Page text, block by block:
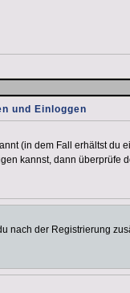
und Einloggen
(in dem Fall erhältst
kannst, dann
der Registrierung